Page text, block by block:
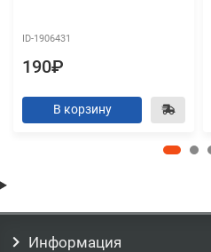
ID-1906431
190₽
В корзину
Информация